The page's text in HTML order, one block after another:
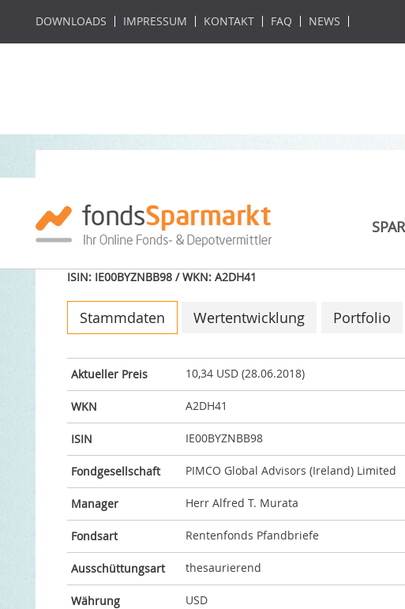
DOWNLOADS IMPRESSUM KONTAKT FAQ NEWS
PIMCO Mortgage
acc
ISIN: IE00BYZNBB98 / WKN: A2DH41
Stammdaten Wertentwicklung Portfolio
Aktueller Preis 10,34 USD (28.06.2018)
WKN A2DH41
ISIN IE00BYZNBB98
Fondgesellschaft PIMCO Global Advisors (Ireland) Limited
Manager Herr Alfred T. Murata
Fondsart Rentenfonds Pfandbriefe
Ausschüttungsart thesaurierend
Währung USD